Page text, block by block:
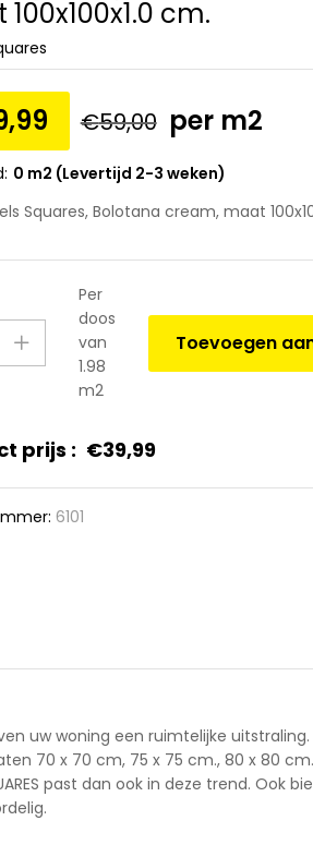
cm.
€59,00 per m2
0 m2 (Levertijd 2-3 weken)
Squares, Bolotana cream, maat
Per
doos
van
1.98
m2
Toevoegen
prijs : €39,99
6101
uw woning een ruimtelijke
70 x 70 cm, 75 x 75 cm., 80 x 80
past dan ook in deze trend. Ook